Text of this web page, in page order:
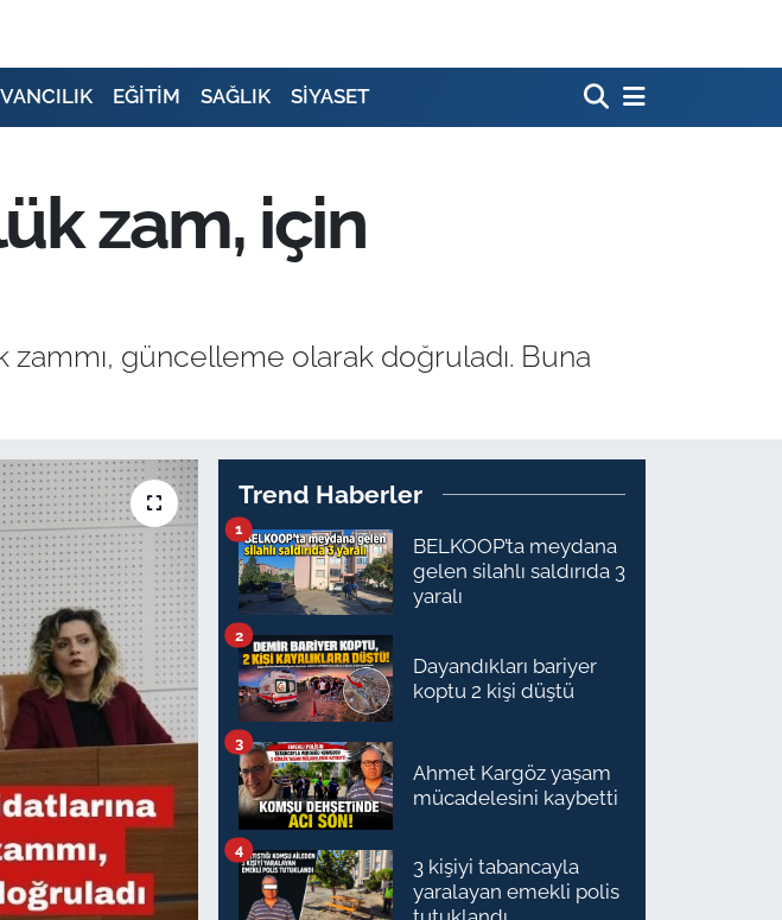
EĞİTİM SAĞLIK SİYASET
zam, için
zammı, güncelleme olarak doğruladı. Buna
Trend Haberler
BELKOOP’ta meydana
gelen silahlı saldırıda 3
yaralı
1
Dayandıkları bariyer
koptu 2 kişi düştü
2
Ahmet Kargöz yaşam
mücadelesini kaybetti
3
3 kişiyi tabancayla
yaralayan emekli polis
4